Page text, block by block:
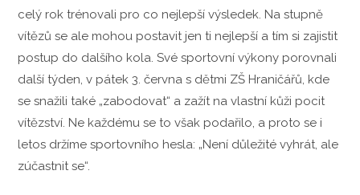
celý rok trénovali pro co nejlepší výsledek. Na stupně
vítězů se ale mohou postavit jen ti nejlepší a tím si zajistit
postup do dalšího kola. Své sportovní výkony porovnali
další týden, v pátek 3. června s dětmi ZŠ Hraničářů, kde
se snažili také „zabodovat“ a zažít na vlastní kůži pocit
vítězství. Ne každému se to však podařilo, a proto se i
letos držíme sportovního hesla: „Není důležité vyhrát, ale
zúčastnit se“.